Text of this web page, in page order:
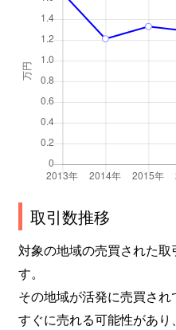
取引数推移
対象の地域の売買された
す。
その地域が活発に売買さ
すぐに売れる可能性があ